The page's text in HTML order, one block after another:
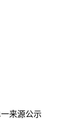
来源公示